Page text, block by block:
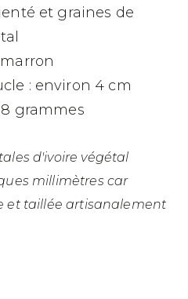
et graines de
: environ 4 cm
grammes
d'ivoire végétal
millimètres car
et taillée artisanalement